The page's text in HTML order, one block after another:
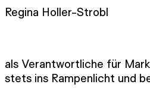
Regina Holler-Strobl
als Verantwortliche für
stets ins Rampenlicht und